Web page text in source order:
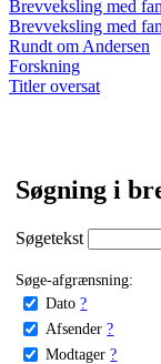
Brevveksling med
Brevveksling med
Rundt om Andersen
Forskning
Titler oversat
Søgning i
Søgetekst
Søge-afgrænsning:
Dato ?
Afsender ?
Modtager ?